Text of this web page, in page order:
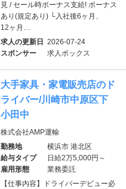
見 / セール時ボーナス支給! ボーナス
あり(規定あり) └入社後6ヶ月、
12ヶ月…
求人の更新日
2026-07-24
スポンサー
求人ボックス
大手家具・家電販売店のド
ライバー/川崎市中原区下
小田中
株式会社AMP運輸
勤務地
横浜市 港北区
給与タイプ
日給2万5,000円～
雇用形態
業務委託
【仕事内容】ドライバーデビュー必